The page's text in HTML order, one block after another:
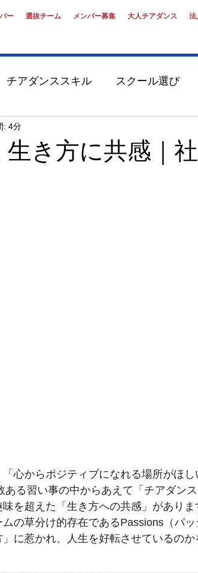
ー 選抜チーム メンバー募集 大人チアダンス 法
チアダンススキル スクール選び
ョン対策
ィング
き方に共感｜
: 4分
心からポジティブになれる場所がほし
る習い事の中からあえて「チアダン
を超えた「生き方への共感」がありま
の草分け的存在であるPassions（パッ
に惹かれ、人生を好転させているのか